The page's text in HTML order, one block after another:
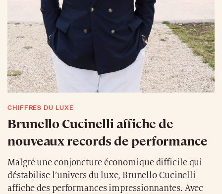
CHIFFRES DU LUXE
Brunello Cucinelli affiche de
nouveaux records de performance
Malgré une conjoncture économique difficile qui
déstabilise l’univers du luxe, Brunello Cucinelli
affiche des performances impressionnantes. Avec